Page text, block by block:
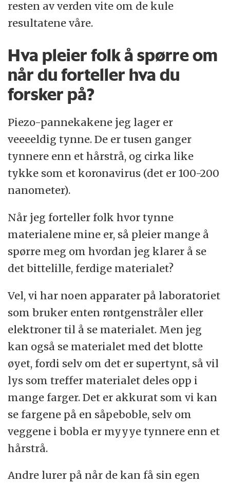
resten av verden vite om de kule
resultatene våre.
Hva pleier folk å spørre om
når du forteller hva du
forsker på?
Piezo-pannekakene jeg lager er
veeeeldig tynne. De er tusen ganger
tynnere enn et hårstrå, og cirka like
tykke som et koronavirus (det er 100-200
nanometer).
Når jeg forteller folk hvor tynne
materialene mine er, så pleier mange å
spørre meg om hvordan jeg klarer å se
det bittelille, ferdige materialet?
Vel, vi har noen apparater på laboratoriet
som bruker enten røntgenstråler eller
elektroner til å se materialet. Men jeg
kan også se materialet med det blotte
øyet, fordi selv om det er supertynt, så vil
lys som treffer materialet deles opp i
mange farger. Det er akkurat som vi kan
se fargene på en såpeboble, selv om
veggene i bobla er myyye tynnere enn et
hårstrå.
Andre lurer på når de kan få sin egen